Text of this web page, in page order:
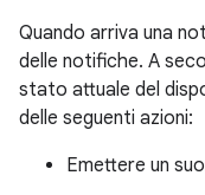
Quando arriva una
delle notifiche. A
stato attuale del
delle seguenti azioni:
Emettere un